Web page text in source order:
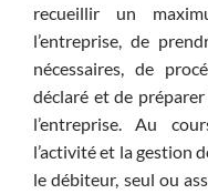
recueillir un
l’entreprise, de
nécessaires, de
déclaré et de
l’entreprise. Au
l’activité et la gestion
le débiteur, seul ou